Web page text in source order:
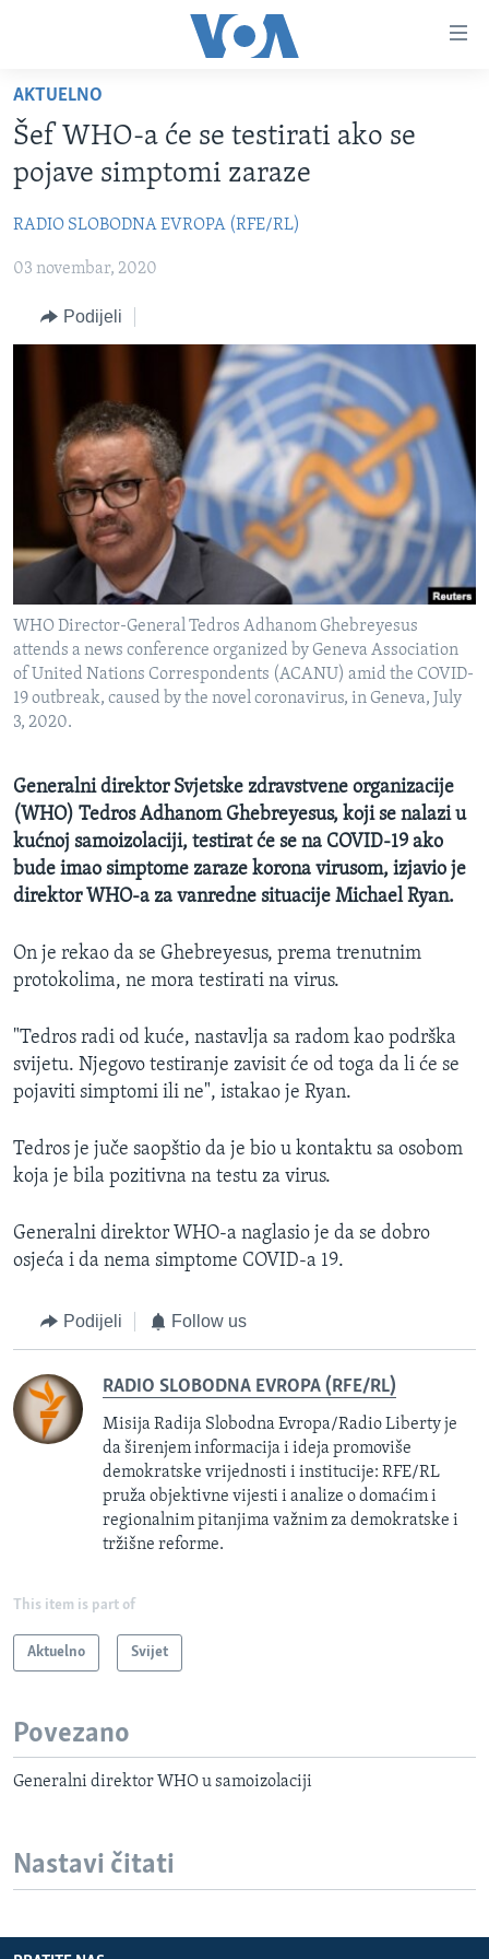
glavni
sadržaj
na
glavnu
Idi
pretragu
TV PROGRAM
FOTOGRAFIJE DANA
VIJESTI
SJEDINJENE AMERIČKE DRŽAVE
BOSNA I HERCEGOVINA
NAUKA I TEHNOLOGIJA
SPECIJALNI PROJEKTI
ŽENSKA STRANA
IZBJEGLIČKA STRANA
MAGAZIN
O GLASU AMERIKE
Learning English
PRATITE NAS
AKTUELNO
Šef WHO-a će se testirati ako se
pojave simptomi zaraze
RADIO SLOBODNA EVROPA (RFE/RL)
03 novembar, 2020
Podijeli
WHO Director-General Tedros Adhanom Ghebreyesus
attends a news conference organized by Geneva Association
of United Nations Correspondents (ACANU) amid the COVID-
19 outbreak, caused by the novel coronavirus, in Geneva, July
3, 2020.
Generalni direktor Svjetske zdravstvene organizacije
(WHO) Tedros Adhanom Ghebreyesus, koji se nalazi u
kućnoj samoizolaciji, testirat će se na COVID-19 ako
bude imao simptome zaraze korona virusom, izjavio je
direktor WHO-a za vanredne situacije Michael Ryan.
On je rekao da se Ghebreyesus, prema trenutnim
protokolima, ne mora testirati na virus.
"Tedros radi od kuće, nastavlja sa radom kao podrška
svijetu. Njegovo testiranje zavisit će od toga da li će se
pojaviti simptomi ili ne", istakao je Ryan.
Tedros je juče saopštio da je bio u kontaktu sa osobom
koja je bila pozitivna na testu za virus.
Generalni direktor WHO-a naglasio je da se dobro
osjeća i da nema simptome COVID-a 19.
Podijeli Follow us
RADIO SLOBODNA EVROPA (RFE/RL)
Misija Radija Slobodna Evropa/Radio Liberty je
da širenjem informacija i ideja promoviše
demokratske vrijednosti i institucije: RFE/RL
pruža objektivne vijesti i analize o domaćim i
regionalnim pitanjima važnim za demokratske i
tržišne reforme.
This item is part of
Aktuelno Svijet
Povezano
Generalni direktor WHO u samoizolaciji
Nastavi čitati